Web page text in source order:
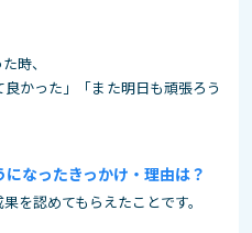
時、
かった」「また明日も頑張ろう
なったきっかけ・理由は？
を認めてもらえたことです。